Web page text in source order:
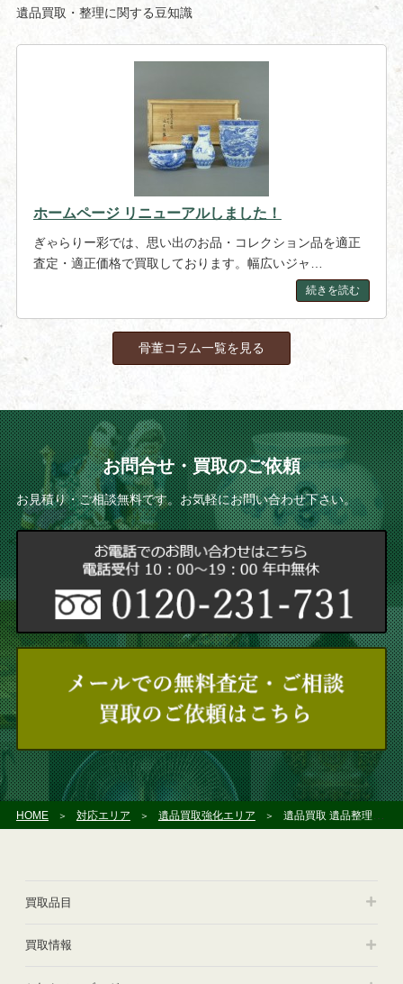
遺品買取・整理に関する豆知識
ホームページ リニューアルしました！
ぎゃらりー彩では、思い出のお品・コレクション品を適正
査定・適正価格で買取しております。幅広いジャ…
続きを読む
骨董コラム一覧を見る
お問合せ・買取のご依頼
お見積り・ご相談無料です。お気軽にお問い合わせ下さい。
HOME 対応エリア 遺品買取強化エリア 遺品買取 遺品整理 厚木市
買取品目
買取情報